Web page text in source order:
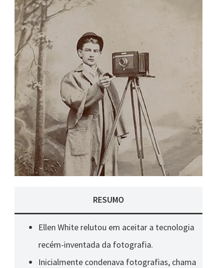
RESUMO
Ellen White relutou em aceitar a tecnologia
recém-inventada da fotografia.
Inicialmente condenava fotografias, chama